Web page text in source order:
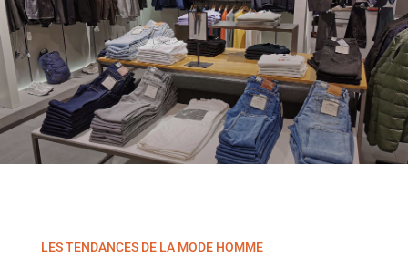
LES TENDANCES DE LA MODE HOMME